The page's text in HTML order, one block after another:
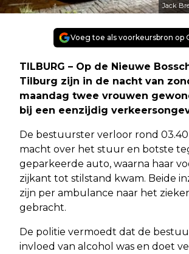
Jack
Voeg toe als voorkeursbron op
TILBURG – Op de Nieuwe
Tilburg zijn in de nacht van
maandag twee vrouwen
bij een eenzijdig
De bestuurster verloor rond
macht over het stuur en botste
geparkeerde auto, waarna haar
zijkant tot stilstand kwam. Beide
zijn per ambulance naar het
gebracht.
De politie vermoedt dat de
invloed van alcohol was en doet